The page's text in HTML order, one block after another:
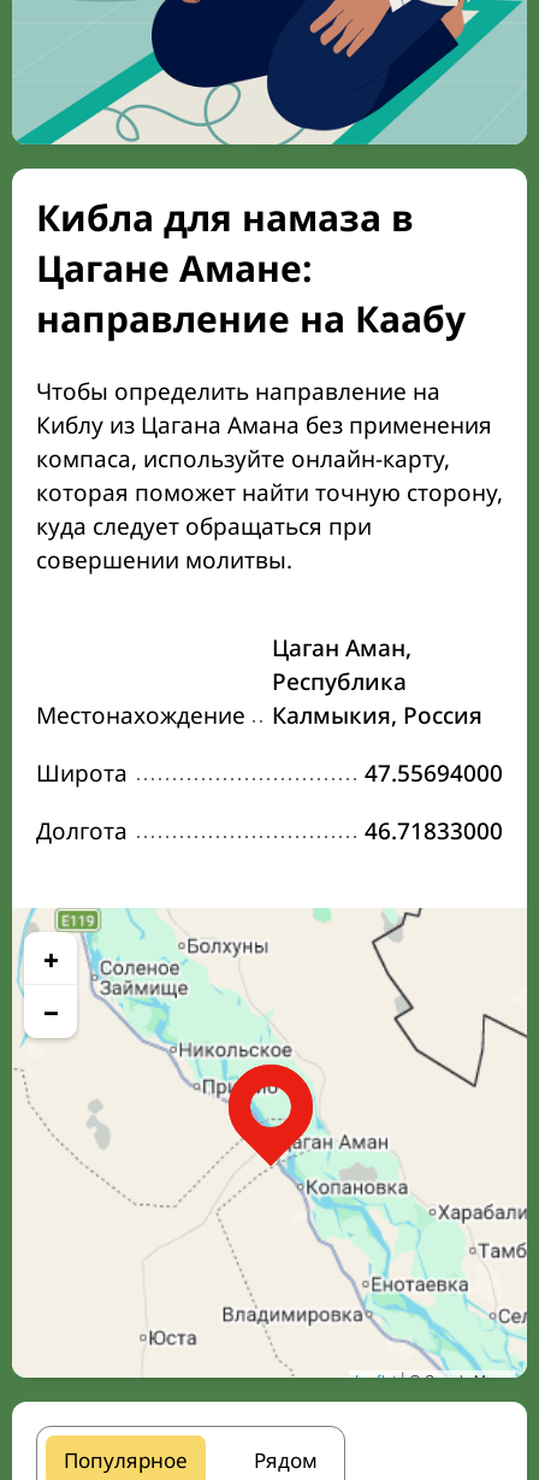
Кибла для намаза в
Цагане Амане:
направление на Каабу
Чтобы определить направление на
Киблу из Цагана Амана без применения
компаса, используйте онлайн-карту,
которая поможет найти точную сторону,
куда следует обращаться при
совершении молитвы.
Местонахождение
Цаган Аман,
Республика
Калмыкия, Россия
Широта
47.55694000
Долгота
46.71833000
+
−
Leaflet| © Google Maps
Популярное Рядом